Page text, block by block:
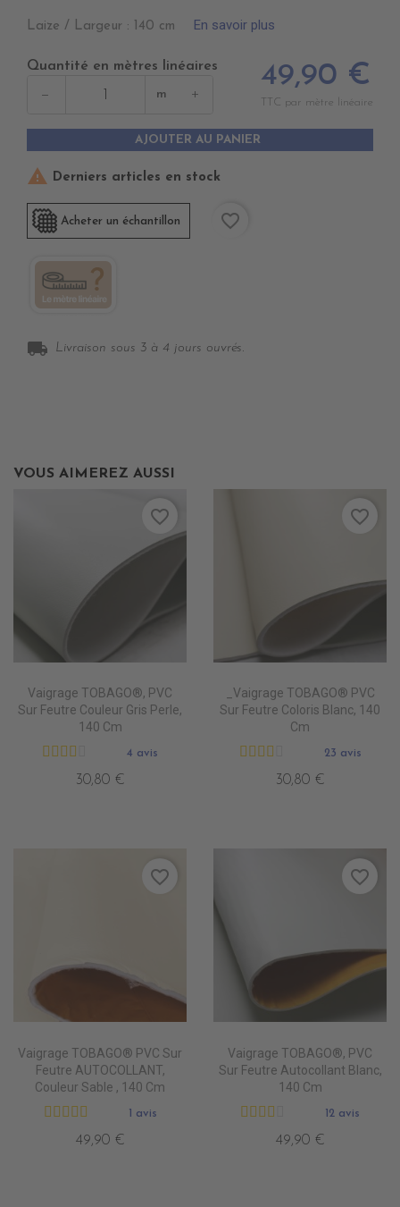
Laize / Largeur : 140 cm En savoir plus
Quantité en mètres linéaires
− m +
49,90 €
TTC par mètre linéaire
AJOUTER AU PANIER
 Derniers articles en stock
Acheter un échantillon favorite_border
local_shipping Livraison sous 3 à 4 jours ouvrés.
VOUS AIMEREZ AUSSI
Vaigrage TOBAGO®, PVC
Sur Feutre Couleur Gris Perle,
140 Cm
4 avis
30,80 €
favorite_border
_Vaigrage TOBAGO® PVC
Sur Feutre Coloris Blanc, 140
Cm
23 avis
30,80 €
favorite_border
Vaigrage TOBAGO® PVC Sur
Feutre AUTOCOLLANT,
Couleur Sable , 140 Cm
1 avis
49,90 €
favorite_border
Vaigrage TOBAGO®, PVC
Sur Feutre Autocollant Blanc,
140 Cm
12 avis
49,90 €
favorite_border